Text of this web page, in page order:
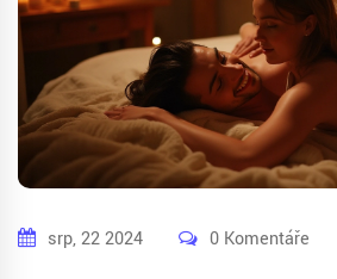
srp, 22 2024 0 Komentáře